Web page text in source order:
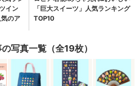
写真一覧（全19枚）